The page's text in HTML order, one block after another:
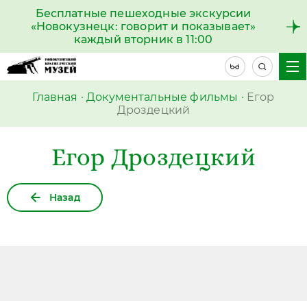
Бесплатные пешеходные экскурсии
«Новокузнецк: говорит и показывает»
каждый вторник в 11:00
Главная ·Документальные фильмы · Егор
Дроздецкий
Егор Дроздецкий
Назад